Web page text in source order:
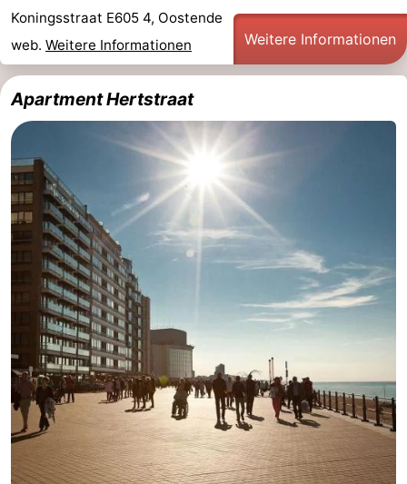
Koningsstraat E605 4, Oostende
web. Weitere Informationen Weitere Informationen
Apartment Hertstraat